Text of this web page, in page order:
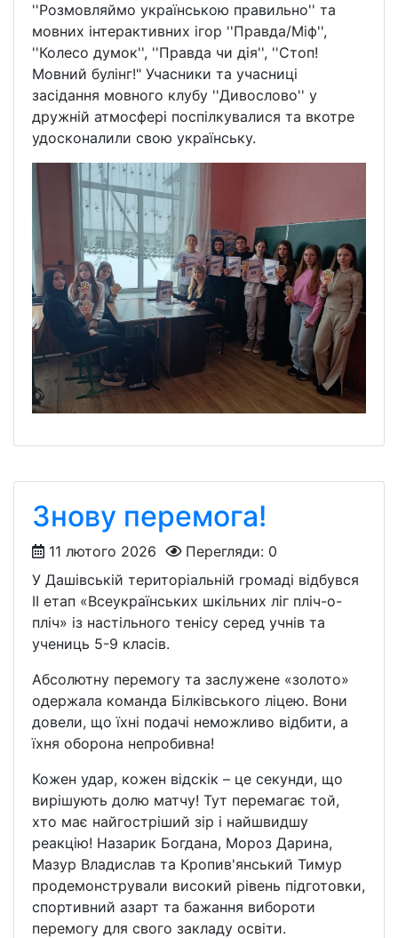
''Розмовляймо українською правильно'' та
мовних інтерактивних ігор ''Правда/Міф'',
''Колесо думок'', ''Правда чи дія'', ''Стоп!
Мовний булінг!" Учасники та учасниці
засідання мовного клубу ''Дивослово'' у
дружній атмосфері поспілкувалися та вкотре
удосконалили свою українську.
Знову перемога!
11 лютого 2026
Перегляди: 0
У Дашівській територіальній громаді відбувся
ІІ етап «Всеукраїнських шкільних ліг пліч-о-
пліч» із настільного тенісу серед учнів та
учениць 5-9 класів.
Абсолютну перемогу та заслужене «золото»
одержала команда Білківського ліцею. Вони
довели, що їхні подачі неможливо відбити, а
їхня оборона непробивна!
Кожен удар, кожен відскік – це секунди, що
вирішують долю матчу! Тут перемагає той,
хто має найгостріший зір і найшвидшу
реакцію! Назарик Богдана, Мороз Дарина,
Мазур Владислав та Кропив'янський Тимур
продемонстрували високий рівень підготовки,
спортивний азарт та бажання вибороти
перемогу для свого закладу освіти.